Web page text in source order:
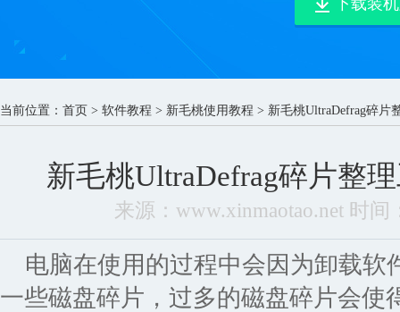
下载装
当前位置： 首页 > 软件教程 > 新毛桃使用教程 > 新毛桃UltraDefrag碎片
新毛桃UltraDefrag碎片整
来源：www.xinmaotao.net 时间
电脑在使用的过程中会因为卸载软
一些磁盘碎片，过多的磁盘碎片会使